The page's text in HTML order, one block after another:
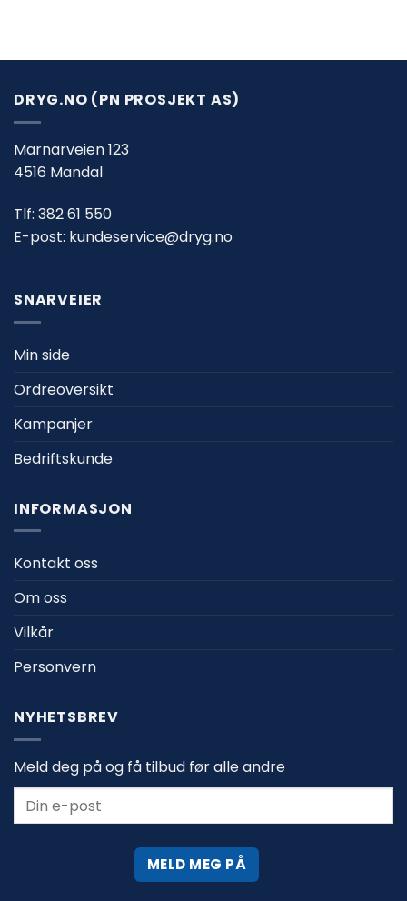
DRYG.NO (PN PROSJEKT AS)
Marnarveien 123
4516 Mandal
Tlf: 382 61 550
E-post: kundeservice@dryg.no
SNARVEIER
Min side
Ordreoversikt
Kampanjer
Bedriftskunde
INFORMASJON
Kontakt oss
Om oss
Vilkår
Personvern
NYHETSBREV
Meld deg på og få tilbud før alle andre
MELD MEG PÅ